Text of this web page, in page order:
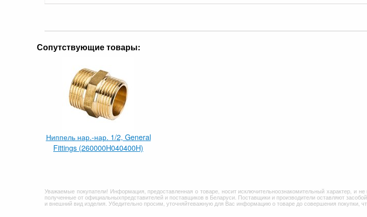
Сопутствующие товары:
Ниппель нар.-нар. 1/2, General
Fittings (260000H040400H)
Уважаемые покупатели! Информация, предоставленная о товаре, носит исключительноознакомительный характер, и
полученные от официальныхпредставителей и поставщиков в Беларуси. Поставщики и производители оставляют
и внешний вид изделия. Убедительно просим, уточняйтеважную для Вас информацию о товаре до совершения покупки,